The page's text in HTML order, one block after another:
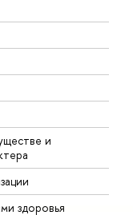
и
здоровья